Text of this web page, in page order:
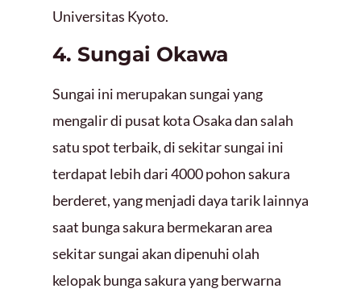
Universitas Kyoto.
4. Sungai Okawa
Sungai ini merupakan sungai yang
mengalir di pusat kota Osaka dan salah
satu spot terbaik, di sekitar sungai ini
terdapat lebih dari 4000 pohon sakura
berderet, yang menjadi daya tarik lainnya
saat bunga sakura bermekaran area
sekitar sungai akan dipenuhi olah
kelopak bunga sakura yang berwarna